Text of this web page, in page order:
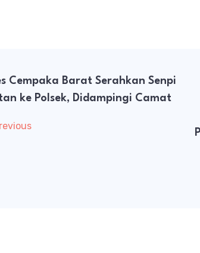
Cempaka Barat Serahkan Senpi
ke Polsek, Didampingi Camat